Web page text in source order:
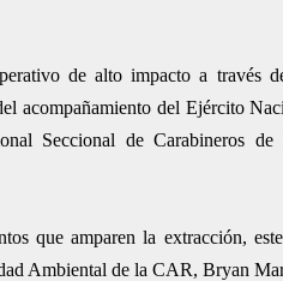
de alto impacto a través
acompañamiento del Ejército
Seccional de Carabineros de
que amparen la extracción,
Ambiental de la CAR, Bryan